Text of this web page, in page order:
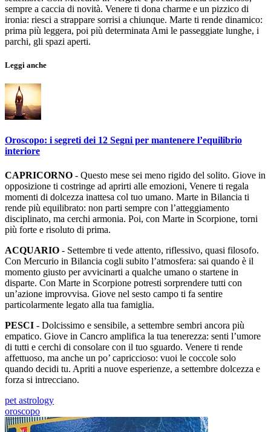
sempre a caccia di novità. Venere ti dona charme e un pizzico di
ironia: riesci a strappare sorrisi a chiunque. Marte ti rende dinamico:
prima più leggera, poi più determinata Ami le passeggiate lunghe, i
parchi, gli spazi aperti.
Leggi anche
Oroscopo: i segreti dei 12 Segni per mantenere l’equilibrio
interiore
CAPRICORNO - Questo mese sei meno rigido del solito. Giove in
opposizione ti costringe ad aprirti alle emozioni, Venere ti regala
momenti di dolcezza inattesa col tuo umano. Marte in Bilancia ti
rende più equilibrato: non parti sempre con l’atteggiamento
disciplinato, ma cerchi armonia. Poi, con Marte in Scorpione, torni
più forte e risoluto di prima.
ACQUARIO - Settembre ti vede attento, riflessivo, quasi filosofo.
Con Mercurio in Bilancia cogli subito l’atmosfera: sai quando è il
momento giusto per avvicinarti a qualche umano o startene in
disparte. Con Marte in Scorpione potresti sorprendere tutti con
un’azione improvvisa. Giove nel sesto campo ti fa sentire
particolarmente legato alla tua famiglia.
PESCI - Dolcissimo e sensibile, a settembre sembri ancora più
empatico. Giove in Cancro amplifica la tua tenerezza: senti l’umore
di tutti e cerchi di consolare con il tuo sguardo. Venere ti rende
affettuoso, ma anche un po’ capriccioso: vuoi le coccole solo
quando decidi tu. Apriti a nuove esperienze, a settembre dolcezza e
forza si intrecciano.
pet astrology
oroscopo